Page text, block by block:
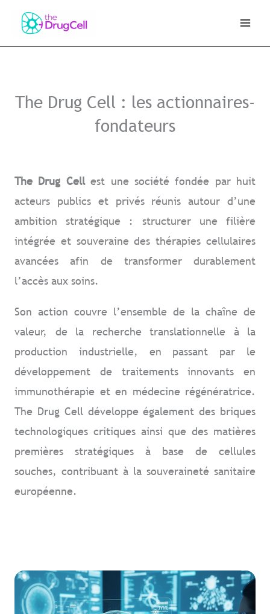
The Drug Cell : les actionnaires-
fondateurs
The Drug Cellest une société fondée par huit
acteurs publics et privés réunis autour d’une
ambition stratégique : structurer une filière
intégrée et souveraine des thérapies cellulaires
avancées afin de transformer durablement
l’accès aux soins.
Son action couvre l’ensemble de la chaîne de
valeur, de la recherche translationnelle à la
production industrielle, en passant par le
développement de traitements innovants en
immunothérapie et en médecine régénératrice.
The Drug Cell développe également des briques
technologiques critiques ainsi que des matières
premières stratégiques à base de cellules
souches, contribuant à la souveraineté sanitaire
européenne.